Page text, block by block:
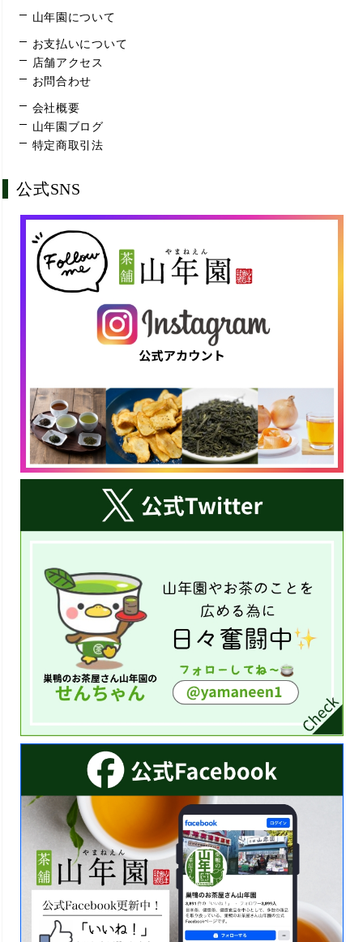
山年園について
お支払いについて
店舗アクセス
お問合わせ
会社概要
山年園ブログ
特定商取引法
公式SNS